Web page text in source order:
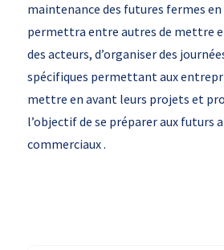
maintenance des futures fermes en
permettra entre autres de mettre
des acteurs, d’organiser des
spécifiques permettant aux
mettre en avant leurs projets et
l’objectif de se préparer aux futurs
commerciaux .